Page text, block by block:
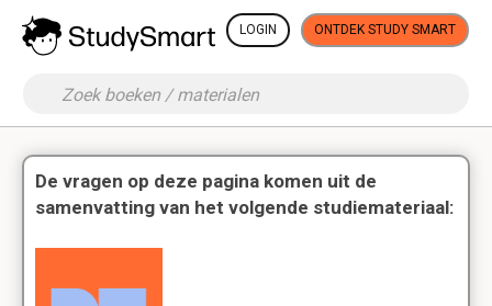
LOGIN ONTDEK STUDY SMART
De vragen op deze pagina komen uit de
samenvatting van het volgende studiemateriaal: